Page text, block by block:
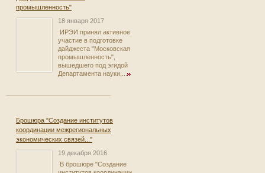
промышленность"
18 января 2017
ИРЭИ принял активное
участие в подготовке
дайджеста "Московская
промышленность",
вышедшего под эгидой
Департамента науки,...
Брошюра "Создание институтов
координации межрегиональных
экономических связей..."
19 декабря 2016
В брошюре "Создание